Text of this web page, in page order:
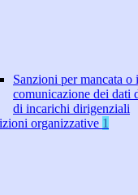
Sanzioni per mancata o
comunicazione dei dati
di incarichi dirigenziali
organizzative 1